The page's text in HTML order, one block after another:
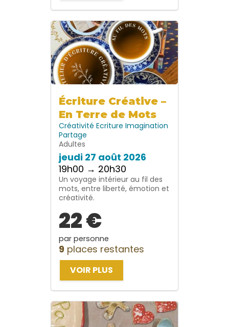
Écriture Créative –
En Terre de Mots
Créativité Ecriture Imagination
Partage
Adultes
jeudi 27 août 2026
19h00 → 20h30
Un voyage intérieur au fil des
mots, entre liberté, émotion et
créativité.
22 €
par personne
9 places restantes
VOIR PLUS